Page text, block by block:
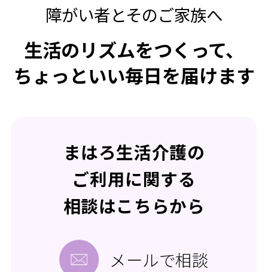
障がい者とそのご家族へ
生活のリズムをつくって、
ちょっといい毎日を届けます
まはろ生活介護の
ご利用に関する
相談はこちらから
メールで相談